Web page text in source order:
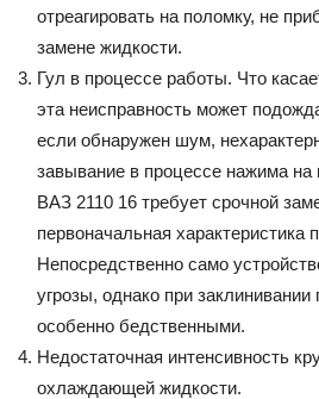
отреагировать на поломку, не
замене жидкости.
Гул в процессе работы. Что
эта неисправность может
если обнаружен шум,
завывание в процессе нажима на
ВАЗ 2110 16 требует срочной
первоначальная характеристика
Непосредственно само
угрозы, однако при
особенно бедственными.
Недостаточная интенсивность
охлаждающей жидкости.